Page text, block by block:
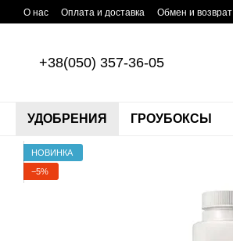
Перейти к основному контенту
О нас Оплата и доставка Обмен и возврат
+38(050) 357-36-05
УДОБРЕНИЯ ГРОУБОКСЫ
НОВИНКА
−5%